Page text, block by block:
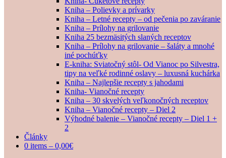
Kniha – Polievky a prívarky
Kniha – Letné recepty – od pečenia po zaváranie
Kniha – Prílohy na grilovanie
Kniha 25 bezmäsitých slaných receptov
Kniha – Prílohy na grilovanie – šaláty a mnohé
iné pochúťky
E-kniha: Sviatočný stôl- Od Vianoc po Silvestra,
tipy na veľké rodinné oslavy – luxusná kuchárka
Kniha – Najlepšie recepty s jahodami
Kniha- Vianočné recepty
Kniha – 30 skvelých veľkonočných receptov
Kniha – Vianočné recepty – Diel 2
Výhodné balenie – Vianočné recepty – Diel 1 +
2
Články
0 items – 0,00€